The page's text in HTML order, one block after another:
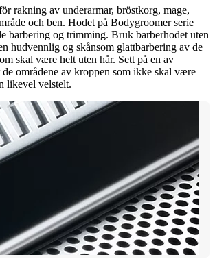
rakning av underarmar, bröstkorg, mage,
och ben. Hodet på Bodygroomer serie
barbering og trimming. Bruk barberhodet uten
hudvennlig og skånsom glattbarbering av de
skal være helt uten hår. Sett på en av
områdene av kroppen som ikke skal være
likevel velstelt.